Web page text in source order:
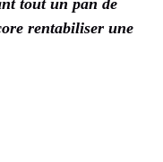
tout un pan de
rentabiliser une